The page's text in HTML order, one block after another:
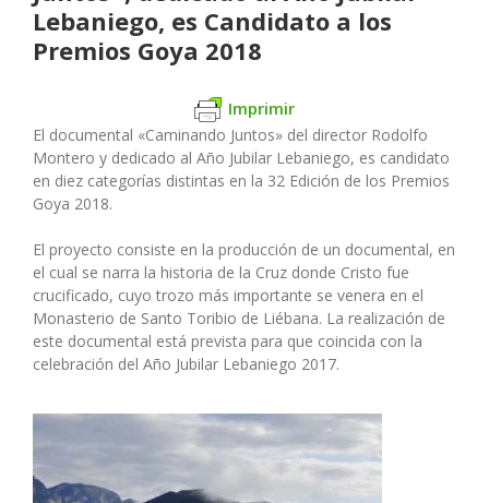
Lebaniego, es Candidato a los
Premios Goya 2018
Imprimir
El documental «Caminando Juntos» del director Rodolfo
Montero y dedicado al Año Jubilar Lebaniego, es candidato
en diez categorías distintas en la 32 Edición de los Premios
Goya 2018.
El proyecto consiste en la producción de un documental, en
el cual se narra la historia de la Cruz donde Cristo fue
crucificado, cuyo trozo más importante se venera en el
Monasterio de Santo Toribio de Liébana. La realización de
este documental está prevista para que coincida con la
celebración del Año Jubilar Lebaniego 2017.